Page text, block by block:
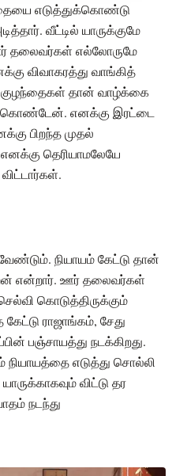
எடுத்துக்கொண்டு
வீட்டில் யாருக்குமே
தலைவர்கள் எல்லோருமே
விவாகரத்து வாங்கித்
தான் வாழ்க்கை
எனக்கு இரட்டை
பிறந்த முதல்
தெரியாமலேயே
நியாயம் கேட்டு தான்
என்றார். ஊர் தலைவர்கள்
கொடுத்திருக்கும்
ராஜாங்கம், சேது
பஞ்சாயத்து நடக்கிறது.
நியாயத்தை எடுத்து சொல்லி
விட்டு தர
நடந்து